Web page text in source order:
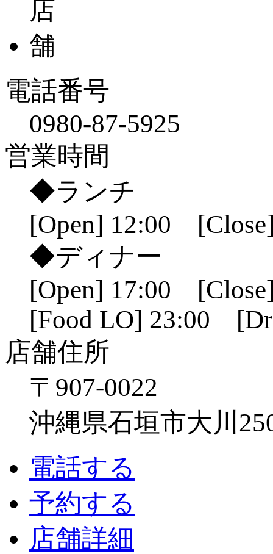
電話番号
0980-87-5925
営業時間
◆ランチ
[Open] 12:00
◆ディナー
[Open] 17:00
[Food LO] 23:00
店舗住所
〒907-0022
沖縄県石垣市大川
電話する
予約する
店舗詳細